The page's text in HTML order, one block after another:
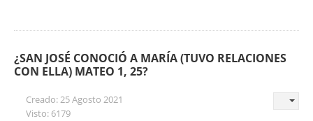
¿SAN JOSÉ CONOCIÓ A MARÍA (TUVO RELACIONES
CON ELLA) MATEO 1, 25?
Creado: 25 Agosto 2021
Visto: 6179